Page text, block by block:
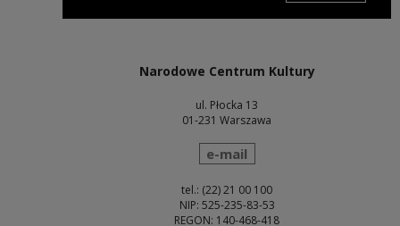
Narodowe Centrum Kultury
ul. Płocka 13
01-231 Warszawa
wyślij wiadomość
e-mail
tel.: (22) 21 00 100
NIP: 525-235-83-53
REGON: 140-468-418